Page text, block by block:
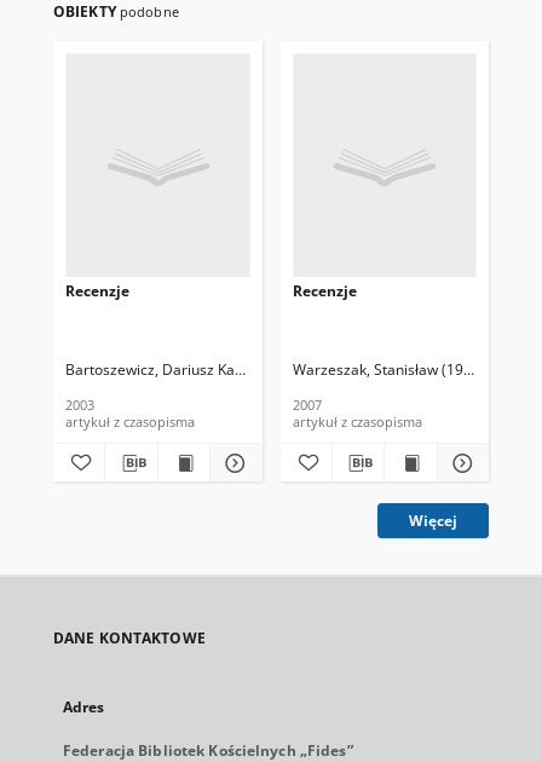
OBIEKTY podobne
Recenzje
Bartoszewicz, Dariusz Kazimierz (1970- ) Smentek, Izabella
2003
artykuł z czasopisma
Recenzje
Warzeszak, Stanisław (1958- )
2007
artykuł z czasopisma
Więcej
DANE KONTAKTOWE
Adres
Federacja Bibliotek Kościelnych „Fides”